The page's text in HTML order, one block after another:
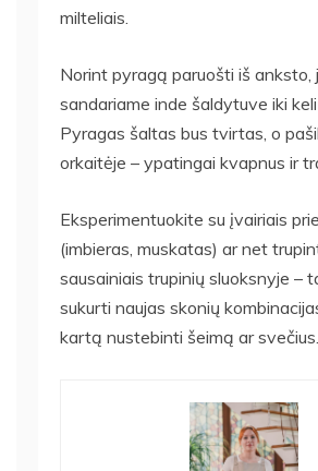
milteliais.
Norint pyragą paruošti iš anksto,
sandariame inde šaldytuve iki
Pyragas šaltas bus tvirtas, o
orkaitėje – ypatingai kvapnus ir
Eksperimentuokite su įvairiais
(imbieras, muskatas) ar net
sausainiais trupinių sluoksnyje –
sukurti naujas skonių
kartą nustebinti šeimą ar svečius.